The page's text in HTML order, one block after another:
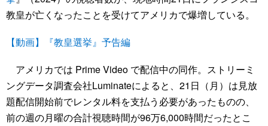
教皇が亡くなったことを受けてアメリカで爆増している。
【動画】『教皇選挙』予告編
アメリカでは Prime Video で配信中の同作。ストリーミ
ングデータ調査会社Luminateによると、21日（月）は見放
題配信開始前でレンタル料を支払う必要があったものの、
前の週の月曜の合計視聴時間が96万6,000時間だったとこ